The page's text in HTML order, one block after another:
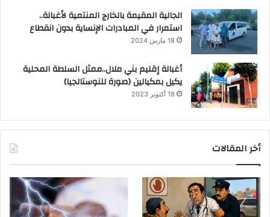
الجالية المقيمة بالخارج المنتمية لأغبالة..
استمرار في المبادرات الإنساية بدون انقطاع
18 مارس 2024
أغبالة إقليم بني ملال..ممثل السلطة المحلية
يكيل بمكيالين (صورة للنوستالجيا)
18 أكتوبر 2023
أخر المقالات